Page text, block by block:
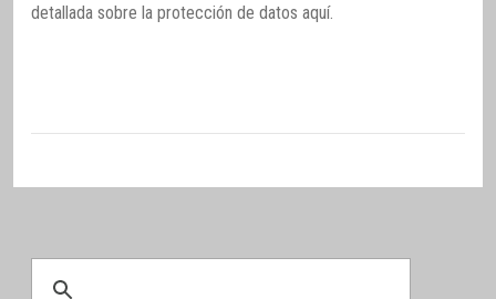
detallada sobre la protección de datos aquí.